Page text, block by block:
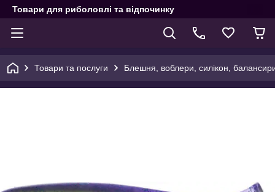
Товари для риболовлі та відпочинку
Товари та послуги Блешня, воблери, силікон,